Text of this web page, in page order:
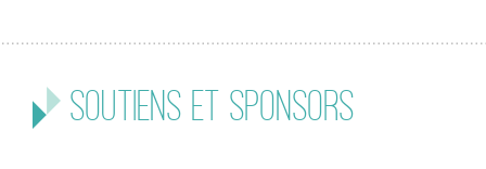
Soutiens et sponsors